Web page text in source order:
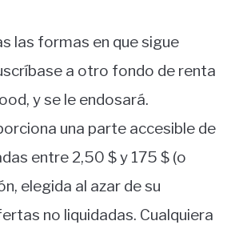
las formas en que sigue
a otro fondo de renta
y se le endosará.
una parte accesible de
entre 2,50 $ y 175 $ (o
elegida al azar de su
no liquidadas. Cualquiera